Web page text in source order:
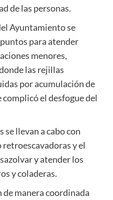
de las personas.
Ayuntamiento se
para atender
menores,
las rejillas
por acumulación de
complicó el desfogue del
se llevan a cabo con
y el
y atender los
y coladeras.
de manera coordinada